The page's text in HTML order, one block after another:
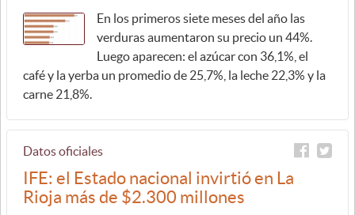
En los primeros siete meses del año las
verduras aumentaron su precio un 44%.
Luego aparecen: el azúcar con 36,1%, el
café y la yerba un promedio de 25,7%, la leche 22,3% y la
carne 21,8%.
Datos oficiales
IFE: el Estado nacional invirtió en La
Rioja más de $2.300 millones